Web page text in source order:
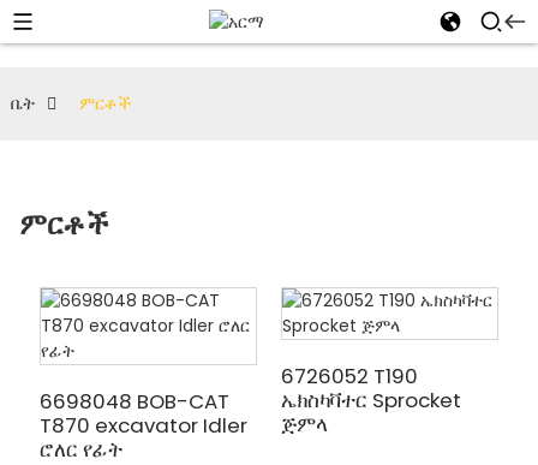
ቤት ምርቶች
ምርቶች
6698048 BOB-CAT
T870 excavator Idler
ሮለር የፊት
6726052 T190
ኤክስካቫተር Sprocket
ጅምላ